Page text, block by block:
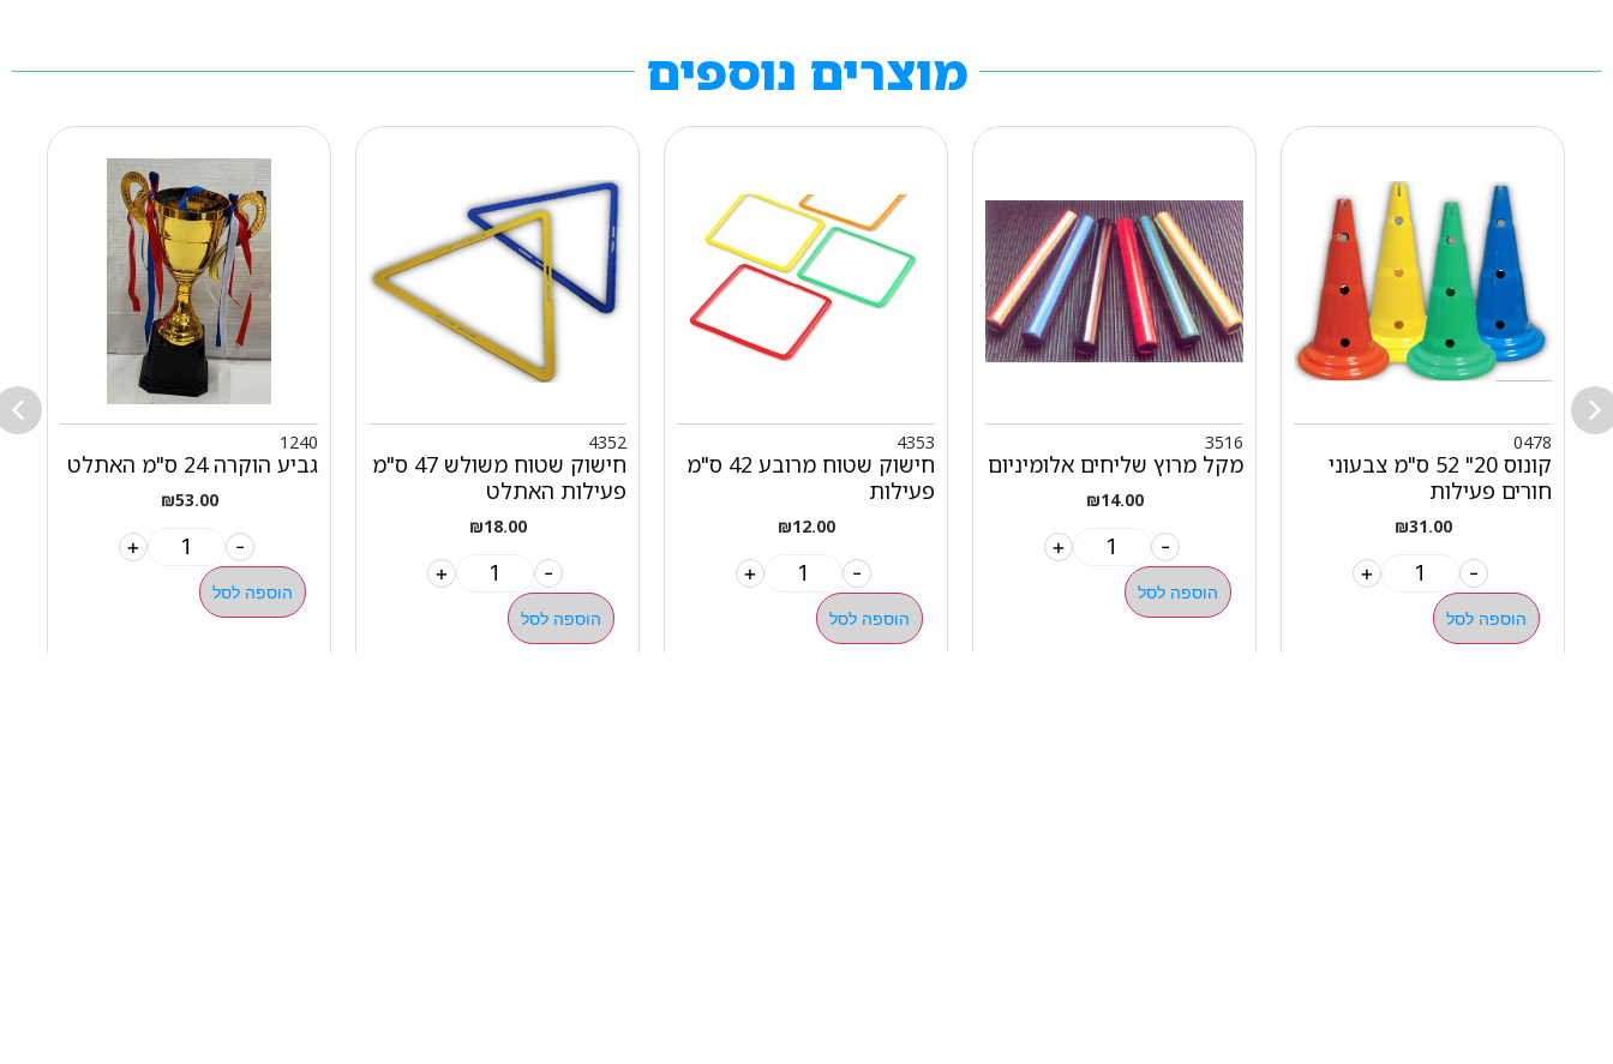
מוצרים נוספים
0478
קונוס 20" 52 ס"מ צבעוני
חורים פעילות
₪31.00
-
+
הוספה לסל
3516
מקל מרוץ שליחים אלומיניום
₪14.00
-
+
הוספה לסל
4353
חישוק שטוח מרובע 42 ס"מ
פעילות
₪12.00
-
+
הוספה לסל
4352
חישוק שטוח משולש 47 ס"מ
פעילות האתלט
₪18.00
-
+
הוספה לסל
1240
גביע הוקרה 24 ס"מ האתלט
₪53.00
-
+
הוספה לסל